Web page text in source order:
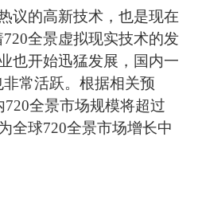
议的高新技术，也是现在
全景虚拟现实技术的发
也开始迅猛发展，国内一
常活跃。根据相关预
全景市场规模将超过
全球720全景市场增长中